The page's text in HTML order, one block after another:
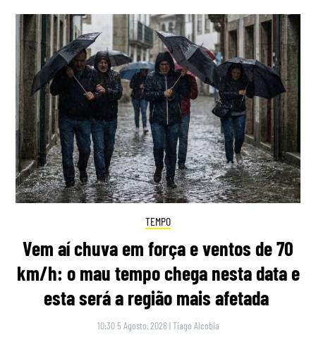
TEMPO
Vem aí chuva em força e ventos de 70
km/h: o mau tempo chega nesta data e
esta será a região mais afetada
10:30 5 Agosto, 2026 |Tiago Alcobia